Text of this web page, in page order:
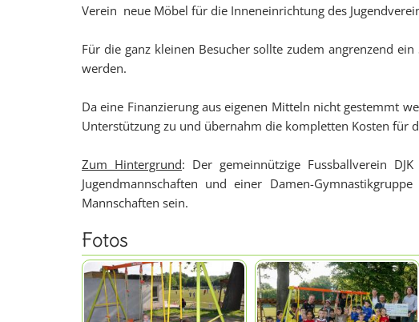
Verein neue Möbel für die Inneneinrichtung des
Für die ganz kleinen Besucher sollte zudem angrenzend
werden.
Da eine Finanzierung aus eigenen Mitteln nicht gestemmt
Unterstützung zu und übernahm die kompletten Kosten für
Zum Hintergrund: Der gemeinnützige Fussballverein
Jugendmannschaften und einer Damen-
Mannschaften sein.
Fotos